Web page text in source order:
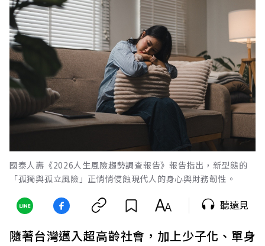
國泰人壽《2026人生風險趨勢調查報告》報告指出，新型態的
「孤獨與孤立風險」正悄悄侵蝕現代人的身心與財務韌性。
聽遠見
隨著台灣邁入超高齡社會，加上少子化、單身